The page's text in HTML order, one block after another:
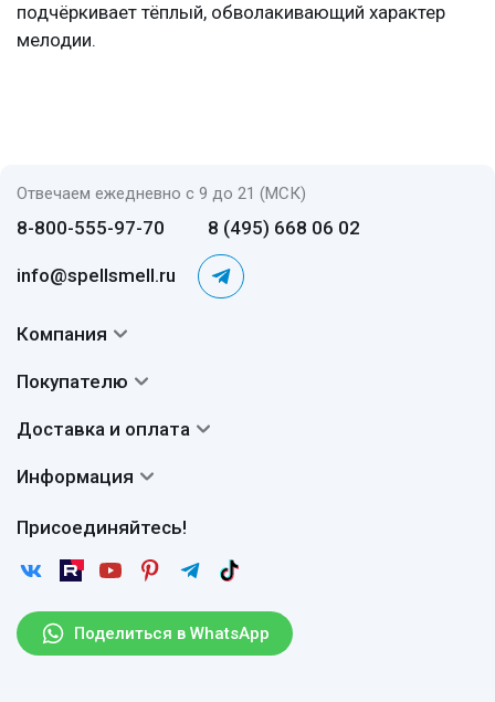
подчёркивает тёплый, обволакивающий характер
мелодии.
Отвечаем ежедневно с 9 до 21 (МСК)
8-800-555-97-70 8 (495) 668 06 02
info@spellsmell.ru
Поделиться в WhatsApp
Присоединяйтесь!
Компания
Авторы
Сертификаты
Покупателю
Вопросы и ответы
Отзывы
Рассылка
Доставка и оплата
Доставка
Возврат
Информация
Пользовательское соглашение
Защита персональных данных
Правила продажи товаров (Постановление Правительства